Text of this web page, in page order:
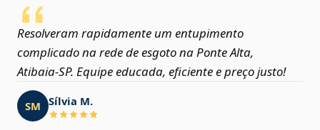
Resolveram rapidamente um entupimento
complicado na rede de esgoto na Ponte Alta,
Atibaia‑SP. Equipe educada, eficiente e preço justo!
SM Sílvia M.